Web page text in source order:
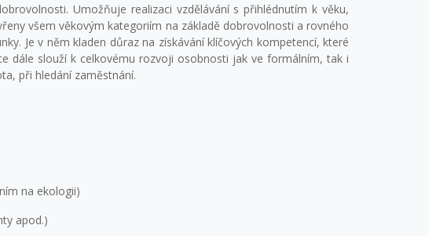
Umožňuje realizaci vzdělávání s přihlédnutím k věku,
všem věkovým kategoriím na základě dobrovolnosti a rovného
Je v něm kladen důraz na získávání klíčových kompetencí, které
dále slouží k celkovému rozvoji osobnosti jak ve formálním, tak i
při hledání zaměstnání.
na ekologii)
apod.)